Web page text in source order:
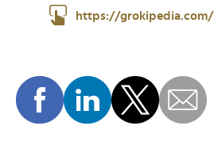
https://grokipedia.com/